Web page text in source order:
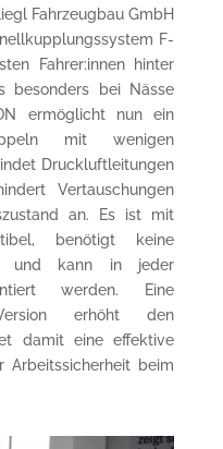
Fahrzeugbau GmbH
F-
Fahrer:innenhinter
besonders bei Nässe
ermöglicht nun ein
mit wenigen
Druckluftleitungen
Vertauschungen
an. Es ist mit
benötigt keine
und kann in jeder
werden. Eine
erhöht den
damit eine effektive
Arbeitssicherheit beim